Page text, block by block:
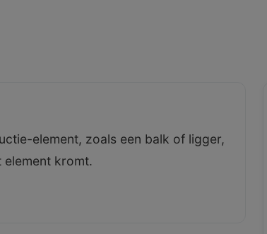
element, zoals een balk of ligger,
element kromt.